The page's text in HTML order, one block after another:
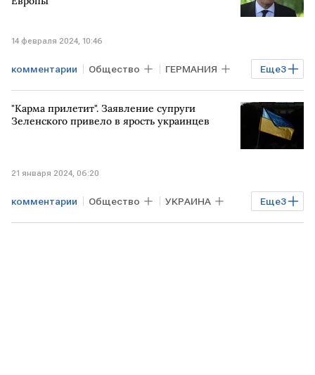
14 февраля 2024, 10:46
Еще3
комментарии Общество ГЕРМАНИЯ
Олаф Шольц ЕВРОПА
безопасность
"Карма прилетит". Заявление супруги
Зеленского привело в ярость украинцев
21 января 2024, 06:20
Еще3
комментарии Общество УКРАИНА
заявление соцсеть X